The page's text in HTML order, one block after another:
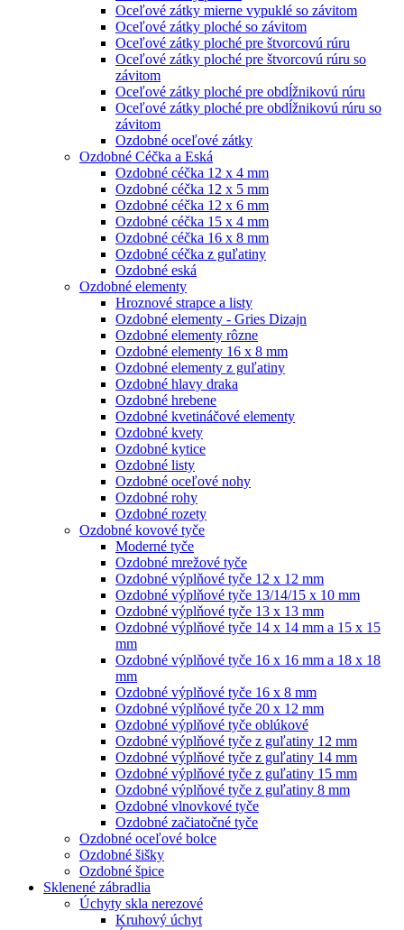
Oceľové zátky mierne vypuklé so závitom
Oceľové zátky ploché so závitom
Oceľové zátky ploché pre štvorcovú rúru
Oceľové zátky ploché pre štvorcovú rúru so
závitom
Oceľové zátky ploché pre obdĺžnikovú rúru
Oceľové zátky ploché pre obdĺžnikovú rúru so
závitom
Ozdobné oceľové zátky
Ozdobné Céčka a Eská
Ozdobné céčka 12 x 4 mm
Ozdobné céčka 12 x 5 mm
Ozdobné céčka 12 x 6 mm
Ozdobné céčka 15 x 4 mm
Ozdobné céčka 16 x 8 mm
Ozdobné céčka z guľatiny
Ozdobné eská
Ozdobné elementy
Hroznové strapce a listy
Ozdobné elementy - Gries Dizajn
Ozdobné elementy rôzne
Ozdobné elementy 16 x 8 mm
Ozdobné elementy z guľatiny
Ozdobné hlavy draka
Ozdobné hrebene
Ozdobné kvetináčové elementy
Ozdobné kvety
Ozdobné kytice
Ozdobné listy
Ozdobné oceľové nohy
Ozdobné rohy
Ozdobné rozety
Ozdobné kovové tyče
Moderné tyče
Ozdobné mrežové tyče
Ozdobné výplňové tyče 12 x 12 mm
Ozdobné výplňové tyče 13/14/15 x 10 mm
Ozdobné výplňové tyče 13 x 13 mm
Ozdobné výplňové tyče 14 x 14 mm a 15 x 15
mm
Ozdobné výplňové tyče 16 x 16 mm a 18 x 18
mm
Ozdobné výplňové tyče 16 x 8 mm
Ozdobné výplňové tyče 20 x 12 mm
Ozdobné výplňové tyče oblúkové
Ozdobné výplňové tyče z guľatiny 12 mm
Ozdobné výplňové tyče z guľatiny 14 mm
Ozdobné výplňové tyče z guľatiny 15 mm
Ozdobné výplňové tyče z guľatiny 8 mm
Ozdobné vlnovkové tyče
Ozdobné začiatočné tyče
Ozdobné oceľové bolce
Ozdobné šišky
Ozdobné špice
Sklenené zábradlia
Úchyty skla nerezové
Kruhový úchyt